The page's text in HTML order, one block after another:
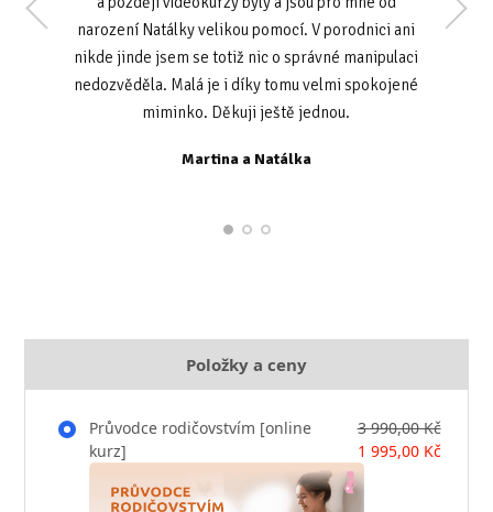
narození Natálky velikou pomocí. V porodnici ani
nikde jinde jsem se totiž nic o správné manipulaci
nedozvěděla. Malá je i díky tomu velmi spokojené
miminko. Děkuji ještě jednou.
Martina a Natálka
K. L. Olomouc
Položky a ceny
Průvodce rodičovstvím [online
kurz]
3 990,00 Kč
1 995,00 Kč